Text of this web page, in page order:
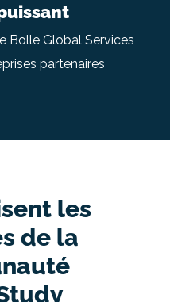
Bolle Global Services
partenaires
les
de la